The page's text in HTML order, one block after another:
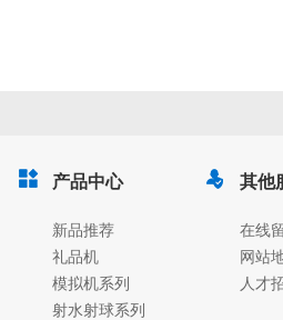
产品中心
新品推荐
礼品机
模拟机系列
射水射球系列
其他
在线
网站
人才